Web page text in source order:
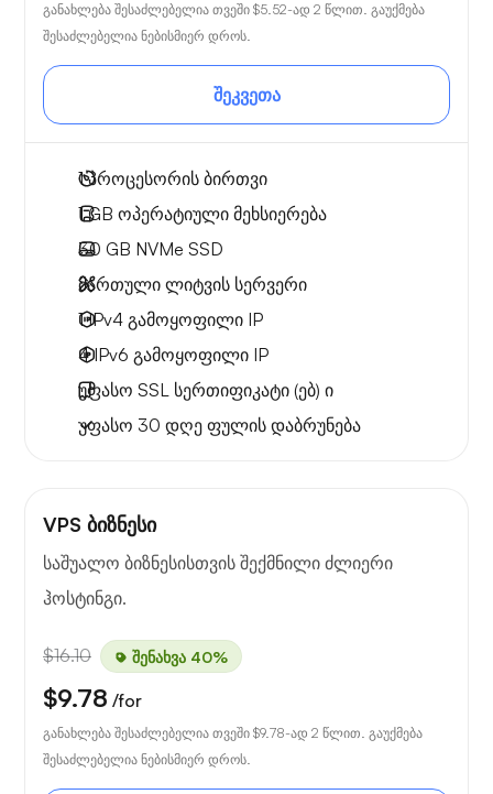
განახლება შესაძლებელია თვეში $5.52-ად 2 წლით. გაუქმება
შესაძლებელია ნებისმიერ დროს.
შეკვეთა
1პროცესორის ბირთვი
1 GB ოპერატიული მეხსიერება
30 GB NVMe SSD
მართული ლიტვის სერვერი
1 IPv4 გამოყოფილი IP
4 IPv6 გამოყოფილი IP
უფასო SSL სერთიფიკატი (ებ) ი
უფასო 30 დღე ფულის დაბრუნება
VPS ბიზნესი
საშუალო ბიზნესისთვის შექმნილი ძლიერი
ჰოსტინგი.
$16.10 შენახვა 40%
$9.78 /for
განახლება შესაძლებელია თვეში $9.78-ად 2 წლით. გაუქმება
შესაძლებელია ნებისმიერ დროს.